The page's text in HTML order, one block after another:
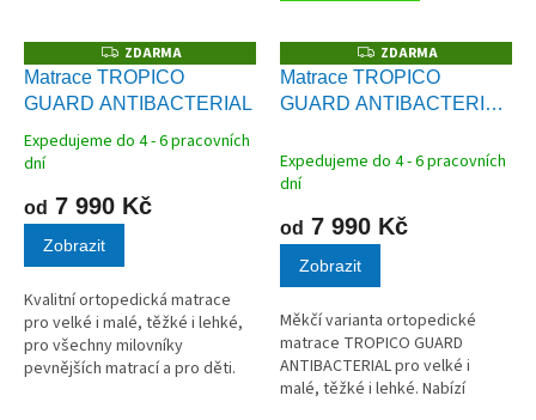
Z
D
A
R
A
ZDARMA
Matrace TROPICO
GUARD ANTIBACTERIAL
Průměrné
produktu
je
5,0
z
5
hvězdiček.
Expedujeme do 4 - 6 pracovních
dní
od 7 990 Kč
Zobrazit
Kvalitní ortopedická matrace
pro velké i malé, těžké i lehké,
pro všechny milovníky
pevnějších matrací a pro děti.
Z
D
A
R
ZDARMA
Matrace TROPICO
GUARD ANTIBACTERIAL
Expedujeme do 4 - 6 pracovních
dní
od 7 990 Kč
Zobrazit
Měkčí varianta ortopedické
matrace TROPICO GUARD
ANTIBACTERIAL pro velké i
malé, těžké i lehké. Nabízí